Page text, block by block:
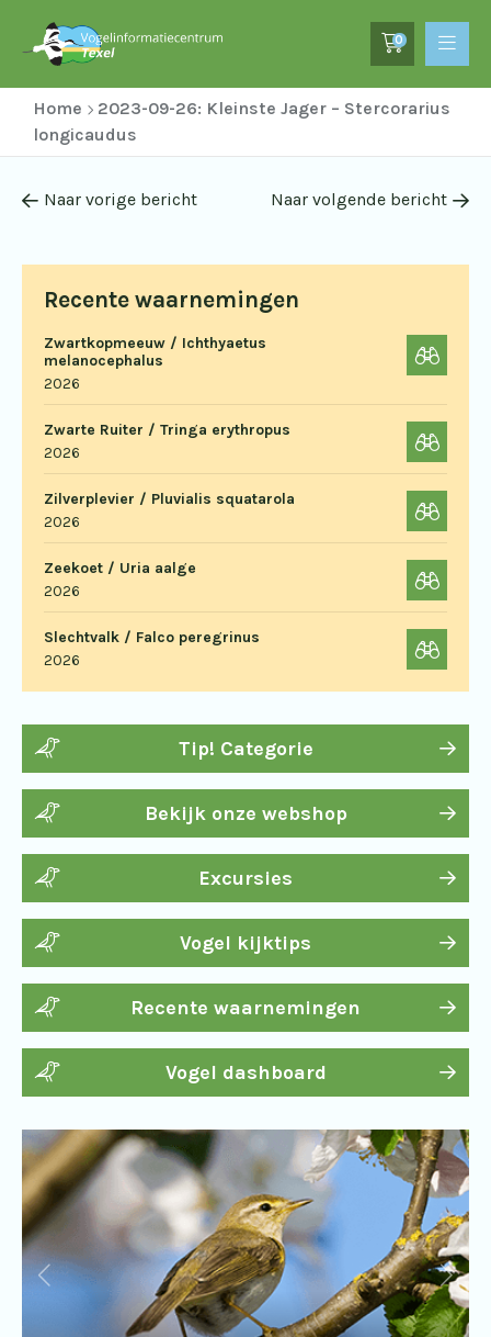
0
Home
2023-09-26: Kleinste Jager – Stercorarius
longicaudus
Recente waarnemingen
Zwartkopmeeuw / Ichthyaetus
melanocephalus
2026
Zwarte Ruiter / Tringa erythropus
2026
Zilverplevier / Pluvialis squatarola
2026
Zeekoet / Uria aalge
2026
Slechtvalk / Falco peregrinus
2026
Tip! Categorie
Bekijk onze webshop
Excursies
Vogel kijktips
Recente waarnemingen
Vogel dashboard
Naar vorige bericht Naar volgende bericht